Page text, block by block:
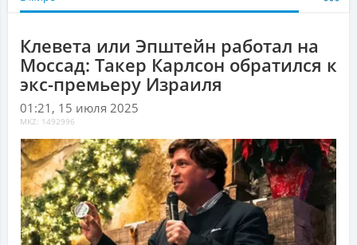
Клевета или Эпштейн работал на
Моссад: Такер Карлсон обратился к
экс-премьеру Израиля
01:21, 15 июля 2025
MKZ: 1492996